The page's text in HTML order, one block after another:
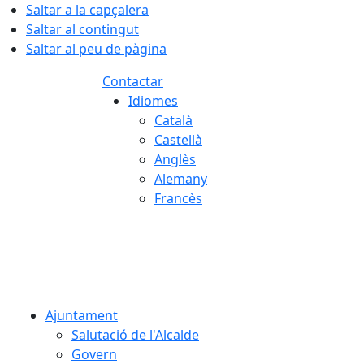
Saltar a la capçalera
Saltar al contingut
Saltar al peu de pàgina
Contactar
Idiomes
Català
Castellà
Anglès
Alemany
Francès
Ajuntament
Salutació de l'Alcalde
Govern